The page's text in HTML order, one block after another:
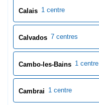
Calais 1 centre
Calvados 7 centres
Cambo-les-Bains 1 centre
Cambrai 1 centre